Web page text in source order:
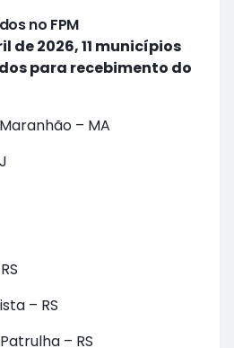
no FPM
de 2026, 11 municípios
para recebimento do
– MA
– RS
– RS